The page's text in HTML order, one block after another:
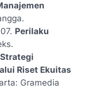
Perilaku
Strategi
Riset Ekuitas
Gramedia